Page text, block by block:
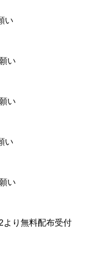
い
い
い
い
い
より無料配布受付